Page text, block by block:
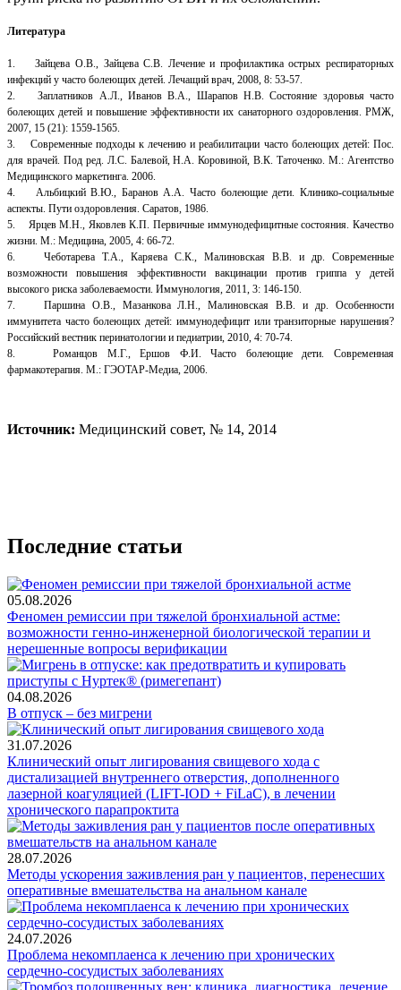
Литература
1. Зайцева О.В., Зайцева С.В. Лечение и профилактика острых респираторных
инфекций у часто болеющих детей. Лечащий врач, 2008, 8: 53-57.
2. Заплатников А.Л., Иванов В.А., Шарапов Н.В. Состояние здоровья часто
болеющих детей и повышение эффективности их санаторного оздоровления. РМЖ,
2007, 15 (21): 1559-1565.
3. Современные подходы к лечению и реабилитации часто болеющих детей: Пос.
для врачей. Под ред. Л.С. Балевой, Н.А. Коровиной, В.К. Таточенко. М.: Агентство
Медицинского маркетинга. 2006.
4. Альбицкий В.Ю., Баранов А.А. Часто болеющие дети. Клинико-социальные
аспекты. Пути оздоровления. Саратов, 1986.
5. Ярцев М.Н., Яковлев К.П. Первичные иммунодефицитные состояния. Качество
жизни. М.: Медицина, 2005, 4: 66-72.
6. Чеботарева Т.А., Каряева С.К., Малиновская В.В. и др. Современные
возможности повышения эффективности вакцинации против гриппа у детей
высокого риска заболеваемости. Иммунология, 2011, 3: 146-150.
7. Паршина О.В., Мазанкова Л.Н., Малиновская В.В. и др. Особенности
иммунитета часто болеющих детей: иммунодефицит или транзиторные нарушения?
Российский вестник перинатологии и педиатрии, 2010, 4: 70-74.
8. Романцов М.Г., Ершов Ф.И. Часто болеющие дети. Современная
фармакотерапия. М.: ГЭОТАР-Медиа, 2006.
Источник: Медицинский совет, № 14, 2014
Последние статьи
05.08.2026
Феномен ремиссии при тяжелой бронхиальной астме:
возможности генно-инженерной биологической терапии и
нерешенные вопросы верификации
04.08.2026
В отпуск – без мигрени
31.07.2026
Клинический опыт лигирования свищевого хода с
дистализацией внутреннего отверстия, дополненного
лазерной коагуляцией (LIFT-IOD + FiLaC), в лечении
хронического парапроктита
28.07.2026
Методы ускорения заживления ран у пациентов, перенесших
оперативные вмешательства на анальном канале
24.07.2026
Проблема некомплаенса к лечению при хронических
сердечно-сосудистых заболеваниях